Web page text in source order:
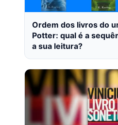
Ordem dos livros do
Potter: qual é a
a sua leitura?